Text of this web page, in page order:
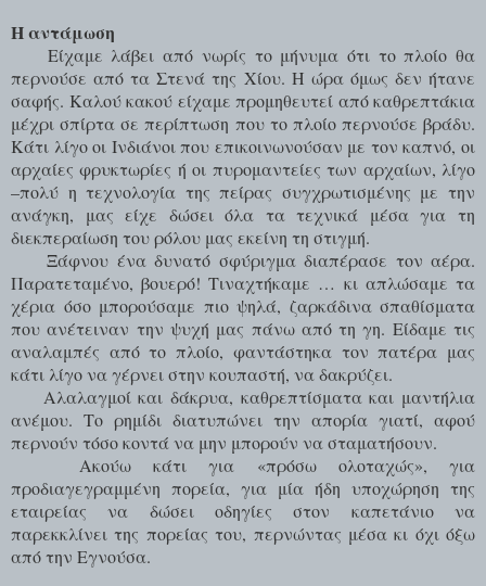
Η αντάμωση
Είχαμε λάβει από νωρίς το μήνυμα ότι το πλοίο θα
περνούσε από τα Στενά της Χίου. Η ώρα όμως δεν ήτανε
σαφής. Καλού κακού είχαμε προμηθευτεί από καθρεπτάκια
μέχρι σπίρτα σε περίπτωση που το πλοίο περνούσε βράδυ.
Κάτι λίγο οι Ινδιάνοι που επικοινωνούσαν με τον καπνό, οι
αρχαίες φρυκτωρίες ή οι πυρομαντείες των αρχαίων, λίγο
–πολύ η τεχνολογία της πείρας συγχρωτισμένης με την
ανάγκη, μας είχε δώσει όλα τα τεχνικά μέσα για τη
διεκπεραίωση του ρόλου μας εκείνη τη στιγμή.
Ξάφνου ένα δυνατό σφύριγμα διαπέρασε τον αέρα.
Παρατεταμένο, βουερό! Τιναχτήκαμε … κι απλώσαμε τα
χέρια όσο μπορούσαμε πιο ψηλά, ζαρκάδινα σπαθίσματα
που ανέτειναν την ψυχή μας πάνω από τη γη. Είδαμε τις
αναλαμπές από το πλοίο, φαντάστηκα τον πατέρα μας
κάτι λίγο να γέρνει στην κουπαστή, να δακρύζει.
Αλαλαγμοί και δάκρυα, καθρεπτίσματα και μαντήλια
ανέμου. Το ρημίδι διατυπώνει την απορία γιατί, αφού
περνούν τόσο κοντά να μην μπορούν να σταματήσουν.
Ακούω κάτι για «πρόσω ολοταχώς», για
προδιαγεγραμμένη πορεία, για μία ήδη υποχώρηση της
εταιρείας να δώσει οδηγίες στον καπετάνιο να
παρεκκλίνει της πορείας του, περνώντας μέσα κι όχι όξω
από την Εγνούσα.